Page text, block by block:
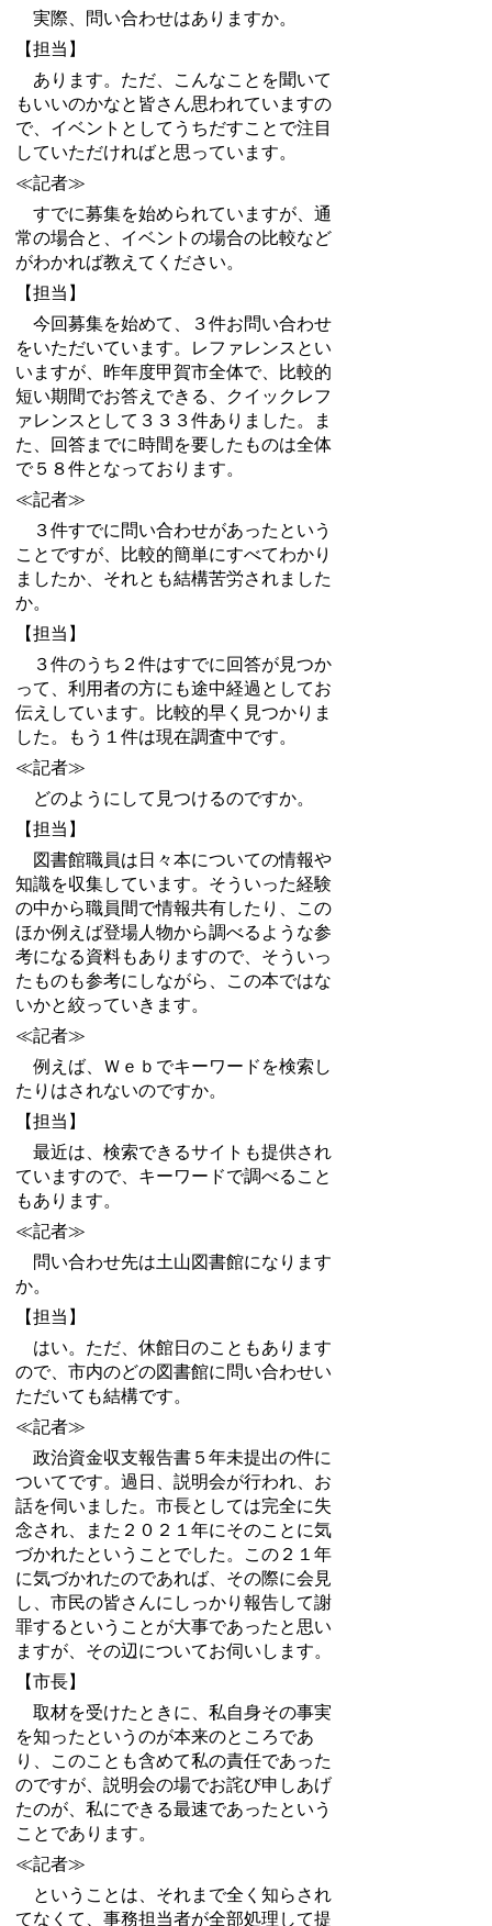
実際、問い合わせはありますか。
【担当】
あります。ただ、こんなことを聞いて
もいいのかなと皆さん思われていますの
で、イベントとしてうちだすことで注目
していただければと思っています。
≪記者≫
すでに募集を始められていますが、通
常の場合と、イベントの場合の比較など
がわかれば教えてください。
【担当】
今回募集を始めて、３件お問い合わせ
をいただいています。レファレンスとい
いますが、昨年度甲賀市全体で、比較的
短い期間でお答えできる、クイックレフ
ァレンスとして３３３件ありました。ま
た、回答までに時間を要したものは全体
で５８件となっております。
≪記者≫
３件すでに問い合わせがあったという
ことですが、比較的簡単にすべてわかり
ましたか、それとも結構苦労されました
か。
【担当】
３件のうち２件はすでに回答が見つか
って、利用者の方にも途中経過としてお
伝えしています。比較的早く見つかりま
した。もう１件は現在調査中です。
≪記者≫
どのようにして見つけるのですか。
【担当】
図書館職員は日々本についての情報や
知識を収集しています。そういった経験
の中から職員間で情報共有したり、この
ほか例えば登場人物から調べるような参
考になる資料もありますので、そういっ
たものも参考にしながら、この本ではな
いかと絞っていきます。
≪記者≫
例えば、Ｗｅｂでキーワードを検索し
たりはされないのですか。
【担当】
最近は、検索できるサイトも提供され
ていますので、キーワードで調べること
もあります。
≪記者≫
問い合わせ先は土山図書館になります
か。
【担当】
はい。ただ、休館日のこともあります
ので、市内のどの図書館に問い合わせい
ただいても結構です。
≪記者≫
政治資金収支報告書５年未提出の件に
ついてです。過日、説明会が行われ、お
話を伺いました。市長としては完全に失
念され、また２０２１年にそのことに気
づかれたということでした。この２１年
に気づかれたのであれば、その際に会見
し、市民の皆さんにしっかり報告して謝
罪するということが大事であったと思い
ますが、その辺についてお伺いします。
【市長】
取材を受けたときに、私自身その事実
を知ったというのが本来のところであ
り、このことも含めて私の責任であった
のですが、説明会の場でお詫び申しあげ
たのが、私にできる最速であったという
ことであります。
≪記者≫
ということは、それまで全く知らされ
てなくて、事務担当者が全部処理して提